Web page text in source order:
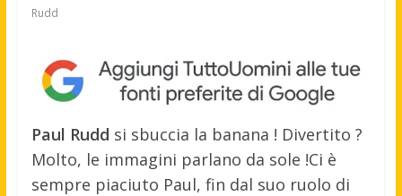
Rudd
Paul Rudd si sbuccia la banana ! Divertito ?
Molto, le immagini parlano da sole !Ci è
sempre piaciuto Paul, fin dal suo ruolo di